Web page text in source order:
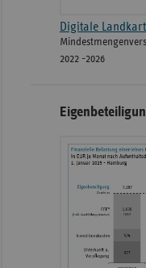
Digitale
2022 -2026